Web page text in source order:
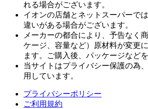
れる場合がございます。
イオンの店舗とネットスーパーで
違いがある場合がございます。
メーカーの都合により、予告なく
ケージ、容量など）原材料が変更
ます。ご購入後、パッケージなど
当サイトはプライバシー保護の為
用しています。
プライバシーポリシー
ご利用規約